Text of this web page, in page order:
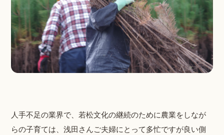
人手不足の業界で、若松文化の継続のために農業をしなが
らの子育ては、浅田さんご夫婦にとって多忙ですが良い側